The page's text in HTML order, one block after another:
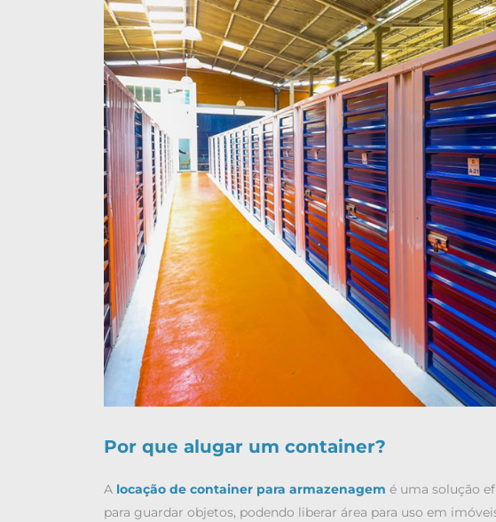
Por que alugar um container?
A locação de container para armazenagem é uma solução
para guardar objetos, podendo liberar área para uso em